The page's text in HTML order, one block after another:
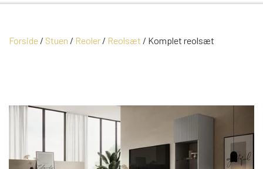
STUEN
MODUL SOFAER
MODUL SOFA DALLAS
SOFABORDE
VITRINER
SOVEVÆRELSE
Forside Stuen Reoler Reolsæt Komplet reolsæt